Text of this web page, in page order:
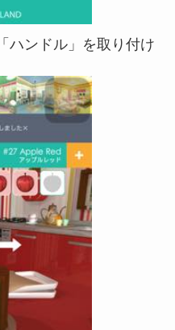
ハンドル」を取り付け